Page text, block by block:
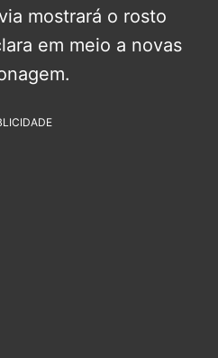
mostrará o rosto
em meio a novas